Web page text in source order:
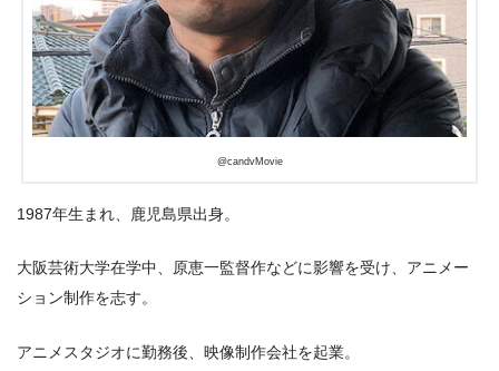
@candvMovie
1987年生まれ、鹿児島県出身。
大阪芸術大学在学中、原恵一監督作などに影響を受け、アニメー
ション制作を志す。
アニメスタジオに勤務後、映像制作会社を起業。